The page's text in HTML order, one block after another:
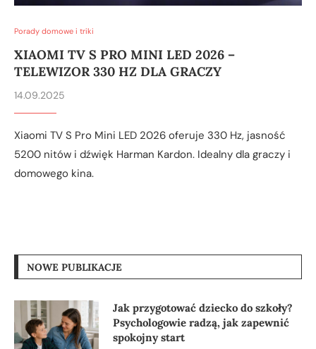
Porady domowe i triki
XIAOMI TV S PRO MINI LED 2026 –
TELEWIZOR 330 HZ DLA GRACZY
14.09.2025
Xiaomi TV S Pro Mini LED 2026 oferuje 330 Hz, jasność
5200 nitów i dźwięk Harman Kardon. Idealny dla graczy i
domowego kina.
NOWE PUBLIKACJE
Jak przygotować dziecko do szkoły?
Psychologowie radzą, jak zapewnić
spokojny start